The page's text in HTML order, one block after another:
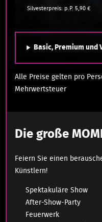
Silvesterpreis: p.P. 5,90 €
Basic, Premium und
Alle Preise gelten pro
Mehrwertsteuer
Die große
Feiern Sie einen
Künstlern!
Spektakuläre Show
After-Show-Party
Feuerwerk